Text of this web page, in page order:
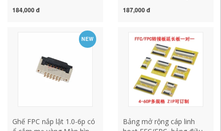
nhãn dán dọc 6781-E34N-
184,000 đ 187,000 đ
NEW
Ghế FPC nắp lật 1.0-6p có
Bảng mở rộng cáp linh